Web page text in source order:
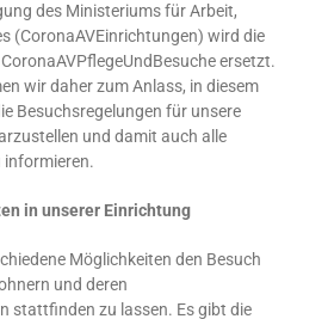
des Ministeriums für Arbeit,
(CoronaAVEinrichtungen) wird die
ersetzt.
wir daher zum Anlass, in diesem
Besuchsregelungen für unsere
und damit auch alle
informieren.
in unserer Einrichtung
Möglichkeiten den Besuch
und deren
stattfinden zu lassen. Es gibt die